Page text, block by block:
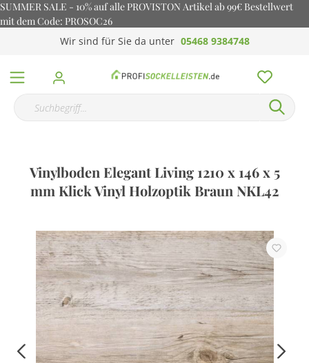
SUMMER SALE - 10% auf alle PROVISTON Artikel ab 99€ Bestellwert
mit dem Code: PROSOC26
Wir sind für Sie da unter 05468 9384748
Vinylboden Elegant Living 1210 x 146 x 5
mm Klick Vinyl Holzoptik Braun NKL42